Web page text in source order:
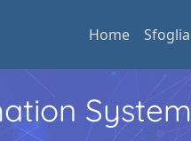
Home Sfoglia
System